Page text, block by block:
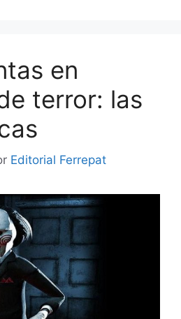
en
terror: las
Editorial Ferrepat